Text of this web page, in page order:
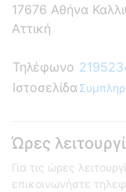
17676 Αθήνα
Αττική
Τηλέφωνο
Ιστοσελίδα
Ώρες
Για τις ώρες
επικοινωνήστε